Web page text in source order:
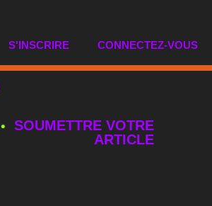
CONNECTEZ-VOUS
S'INSCRIRE
SOUMETTRE VOTRE
ARTICLE